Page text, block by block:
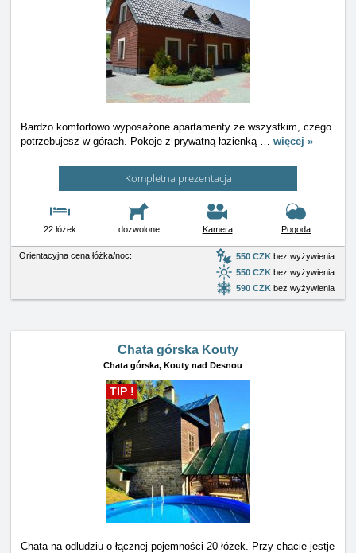
Bardzo komfortowo wyposażone apartamenty ze wszystkim, czego
potrzebujesz w górach. Pokoje z prywatną łazienką … więcej »
Kompletna prezentacja
22 łóżek dozwolone Kamera Pogoda
Orientacyjna cena łóżka/noc: 550 CZK bez wyżywienia
550 CZK bez wyżywienia
590 CZK bez wyżywienia
Chata górska Kouty
Chata górska, Kouty nad Desnou
TIP !
Chata na odludziu o łącznej pojemności 20 łóżek. Przy chacie jestje